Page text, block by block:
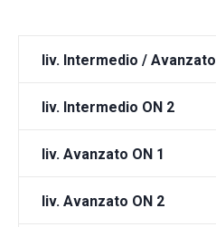
liv. Intermedio / Avanzato
liv. Intermedio ON 2
liv. Avanzato ON 1
liv. Avanzato ON 2